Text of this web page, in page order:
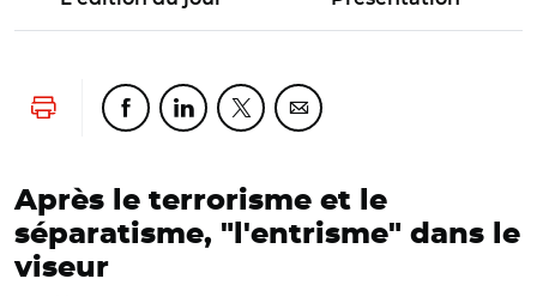
Lancer l'impressionPartager cette page sur Facebook
Partager cette page sur Linkedin
Partager cette page sur Twitter
Partager cette page sur
Après le terrorisme et le
séparatisme, "l'entrisme" dans le
viseur